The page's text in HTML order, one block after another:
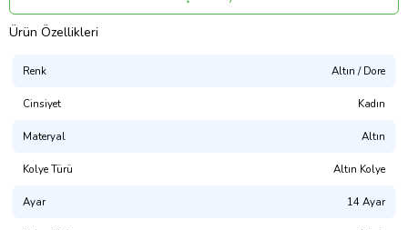
.BU ÜRÜN MOOM MÜCEVHERAT TARAFINDAN
Ürün Kodu:
Ürün Özellikleri
Renk Altın / Dore
Cinsiyet Kadın
Materyal Altın
Kolye Türü Altın Kolye
Ayar 14 Ayar